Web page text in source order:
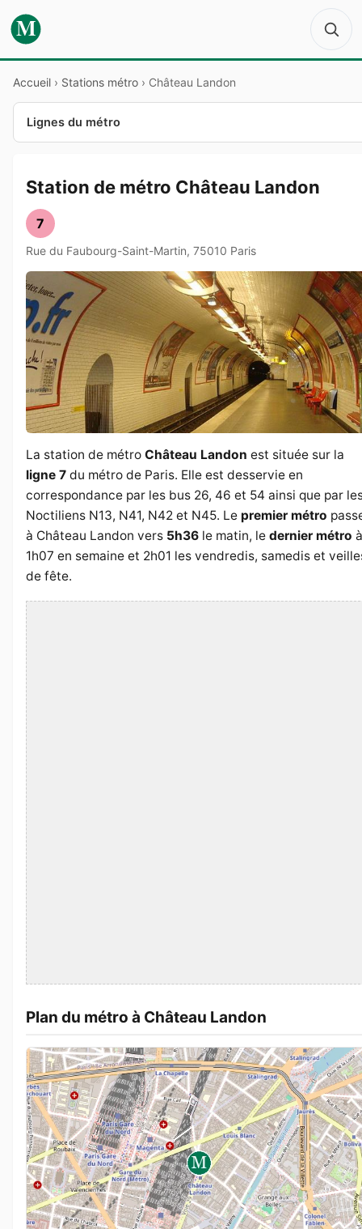
M
Accueil › Stations métro › Château Landon
Lignes du métro
Station de métro Château Landon
7
Rue du Faubourg-Saint-Martin, 75010 Paris
La station de métro Château Landon est située sur la
ligne 7 du métro de Paris. Elle est desservie en
correspondance par les bus 26, 46 et 54 ainsi que par
Noctiliens N13, N41, N42 et N45. Le premier métro
à Château Landon vers 5h36 le matin, le dernier métro à
1h07 en semaine et 2h01 les vendredis, samedis et
de fête.
Plan du métro à Château Landon